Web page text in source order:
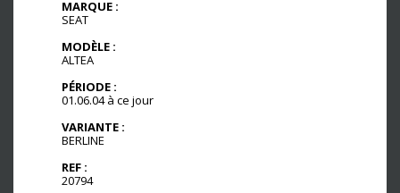
MARQUE :
SEAT
MODÈLE :
ALTEA
PÉRIODE :
01.06.04 à ce jour
VARIANTE :
BERLINE
REF :
20794